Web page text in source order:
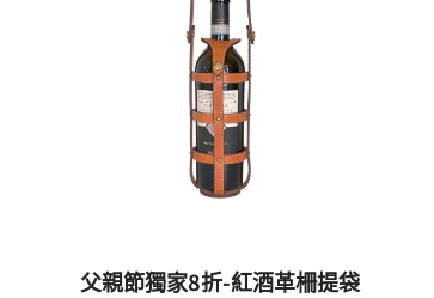
父親節獨家8折-紅酒革柵提袋